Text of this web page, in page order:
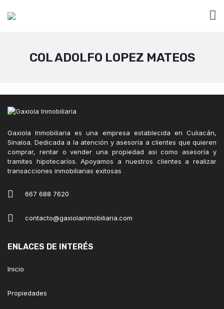
COL ADOLFO LOPEZ MATEOS
Gaxiola Inmobiliaria es una empresa establecida en Culiacán,
Sinaloa. Dedicada a la atención y asesoría a clientes que quieren
comprar, rentar o vender una propiedad asi como asesoría y
tramites hipotecaríos. Apoyamos a nuestros clientes a realizar
transacciones inmobiliarias exitosas
667 688 7620
contacto@gaxiolainmobiliaria.com
ENLACES DE INTERÉS
Inicio
Propiedades